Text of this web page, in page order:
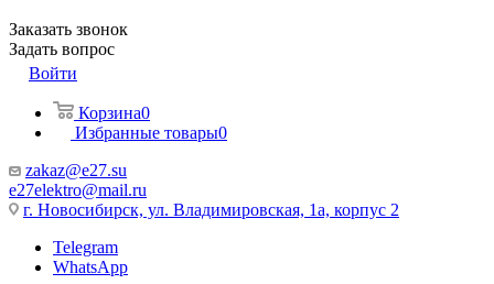
Заказать звонок
Задать вопрос
Войти
Корзина0
Избранные товары0
zakaz@e27.su
e27elektro@mail.ru
г. Новосибирск, ул. Владимировская, 1а, корпус 2
Telegram
WhatsApp